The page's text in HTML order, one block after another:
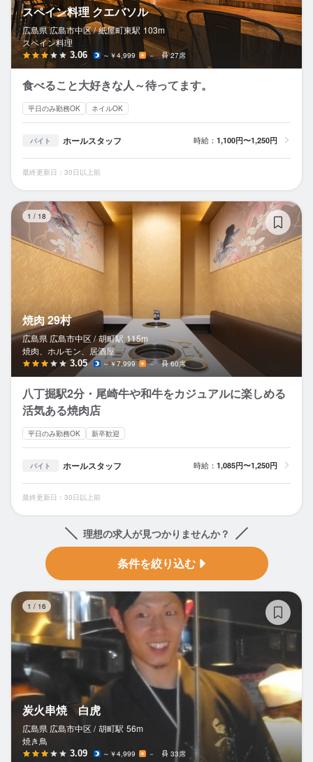
スペイン料理 クエバソル
広島県 広島市中区 / 紙屋町東駅 103m
スペイン料理
3.06 ～￥4,999 － 27席
食べること大好きな人～待ってます。
平日のみ勤務OK ネイルOK
バイト ホールスタッフ 時給： 1,100円〜1,250円
最終更新日：30日以上前
1 / 18
焼肉 29村
広島県 広島市中区 / 胡町駅 115m
焼肉、ホルモン、居酒屋
3.05 ～￥7,999 － 60席
八丁掘駅2分・尾崎牛や和牛をカジュアルに楽しめる
活気ある焼肉店
平日のみ勤務OK 新卒歓迎
バイト ホールスタッフ 時給： 1,085円〜1,250円
最終更新日：30日以上前
理想の求人が見つかりませんか？
条件を絞り込む
1 / 16
炭火串焼 白虎
広島県 広島市中区 / 胡町駅 56m
焼き鳥
3.09 ～￥4,999 － 33席